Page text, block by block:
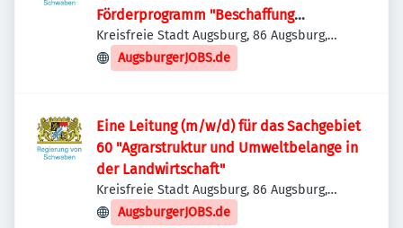
Förderprogramm "Beschaffung
schulischer mobiler Endgeräte
(SchulMobE)"
Kreisfreie Stadt Augsburg, 86 Augsburg,
Deutschland
AugsburgerJOBS.de
Eine Leitung (m/w/d) für das Sachgebiet
60 "Agrarstruktur und Umweltbelange in
der Landwirtschaft"
Kreisfreie Stadt Augsburg, 86 Augsburg,
Deutschland
AugsburgerJOBS.de